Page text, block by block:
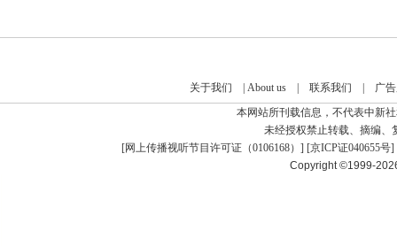
关于我们 About us| 联系我们
广
本网站所刊载信息，不代表中新
未经授权禁止转载、摘编、
[网上传播视听节目许可证（0106168） ] [京ICP证040655号]
Copyright ©1999-